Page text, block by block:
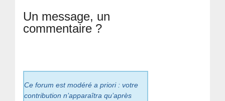
Un message, un
commentaire ?
Ce forum est modéré a priori : votre
contribution n’apparaîtra qu’après